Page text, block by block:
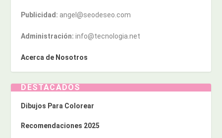
Publicidad: angel@seodeseo.com
Administración: info@tecnologia.net
Acerca de Nosotros
DESTACADOS
Dibujos Para Colorear
Recomendaciones 2025